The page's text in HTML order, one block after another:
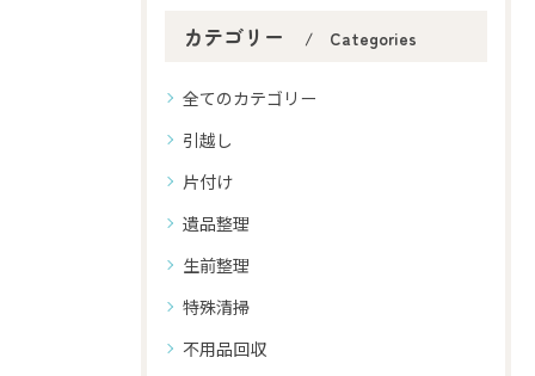
カテゴリー Categories
全てのカテゴリー
引越し
片付け
遺品整理
生前整理
特殊清掃
不用品回収